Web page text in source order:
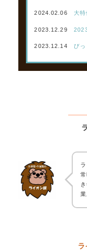
2024.02.06 大
2023.12.29
2023.12.14 び
ラ